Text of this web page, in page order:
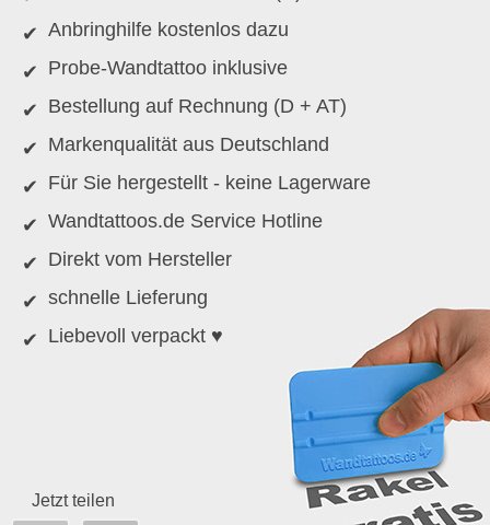
Anbringhilfe kostenlos dazu
Probe-Wandtattoo inklusive
Bestellung auf Rechnung (D + AT)
Markenqualität aus Deutschland
Für Sie hergestellt - keine Lagerware
Wandtattoos.de Service Hotline
Direkt vom Hersteller
schnelle Lieferung
Liebevoll verpackt ♥
Jetzt teilen